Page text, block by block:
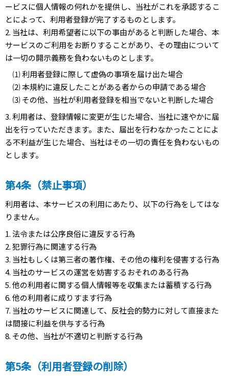
ービスに個人情報の何れかを提供し、当社がこれを承認するこ
とによって、利用者登録が完了するものとします。
2. 当社は、利用希望者に以下の事由があると判断した場合、本
サービスのご利用をお断りすることがあり、その理由について
は一切の開示義務を負わないものとします。
⑴ 利用者登録に際して虚偽の事項を届け出た場合
⑵ 本規約に違反したことがある者からの申請である場合
⑶ その他、当社が利用者登録を相当でないと判断した場合
3. 利用者は、登録情報に変更が生じた場合、当社に速やかに届
出を行っていただきます。また、届出を行わなかったことによ
る不利益が生じた場合、当社はその一切の責任を負わないもの
とします。
第4条（禁止事項）
利用者は、本サービスの利用にあたり、以下の行為をしてはな
りません。
1. 法令または公序良俗に違反する行為
2. 犯罪行為に関連する行為
3. 当社もしくは第三者の著作権、その他の権利を侵害する行為
4. 当社のサービスの運営を妨害するおそれのある行為
5. 他の利用者に関する個人情報等を収集または蓄積する行為
6. 他の利用者に成りすます行為
7. 当社のサービスに関連して、反社会的勢力に対して直接また
は間接に利益を供与する行為
8. その他、当社が不適切と判断する行為
第5条（利用者登録の削除）